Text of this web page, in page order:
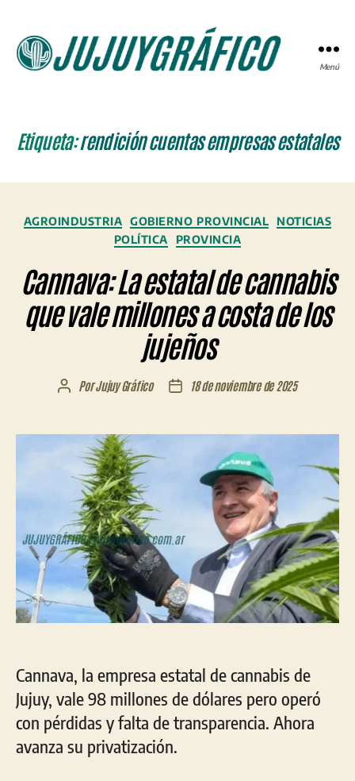
Menú
Etiqueta:rendición cuentas empresas estatales
Categorías
AGROINDUSTRIA GOBIERNO PROVINCIAL
NOTICIAS
POLÍTICA
PROVINCIA
Cannava: La estatal de cannabis
que vale millones a costa de los
jujeños
Autor
entrada
PorJujuy Gráfico
Fecha
entrada
18 de noviembre de 2025
Cannava, la empresa estatal de cannabis de
Jujuy, vale 98 millones de dólares pero operó
con pérdidas y falta de transparencia. Ahora
avanza su privatización.